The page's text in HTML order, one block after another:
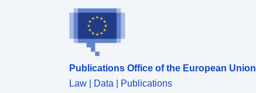
Publications Office of the European Union
Law | Data | Publications